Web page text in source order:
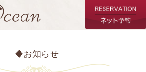
◆お知らせ